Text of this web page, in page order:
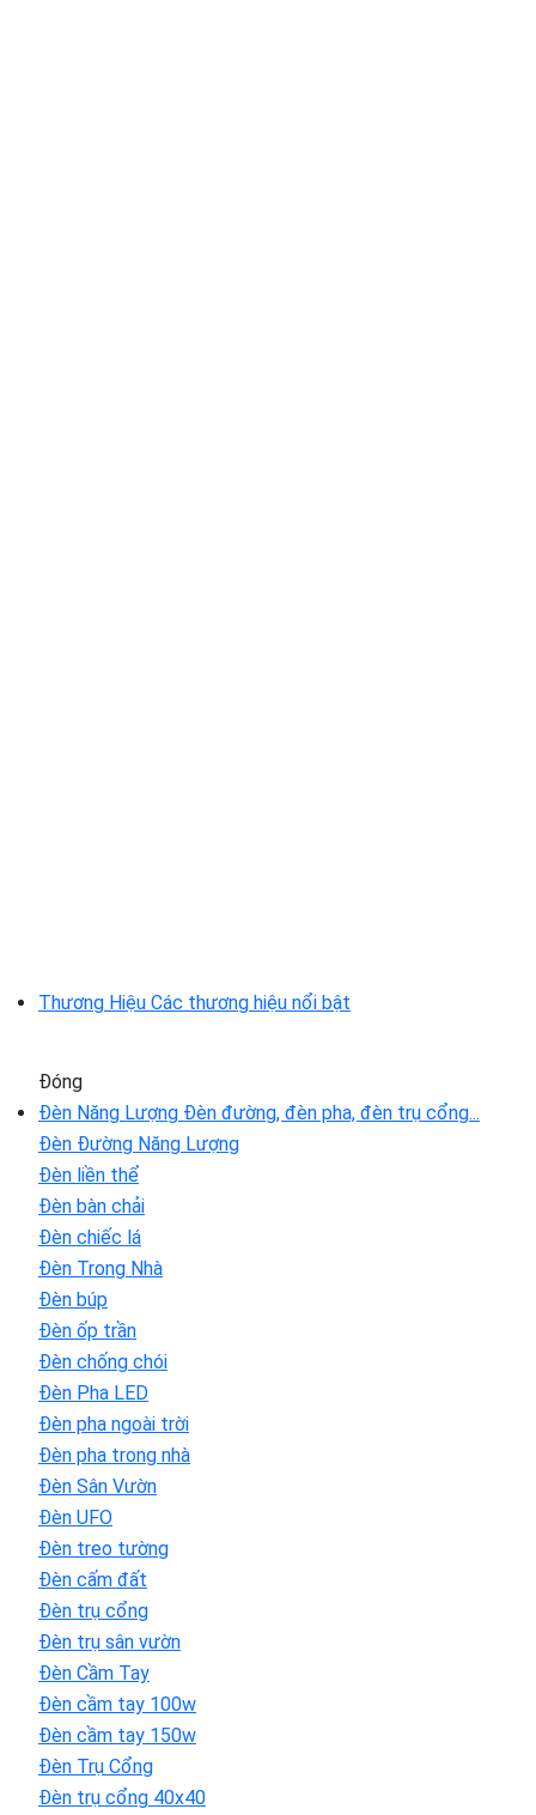
Thương Hiệu Các thương hiệu nổi bật
Đóng
Đèn Năng Lượng Đèn đường, đèn pha, đèn trụ cổng...
Đèn Đường Năng Lượng
Đèn liền thể
Đèn bàn chải
Đèn chiếc lá
Đèn Trong Nhà
Đèn búp
Đèn ốp trần
Đèn chống chói
Đèn Pha LED
Đèn pha ngoài trời
Đèn pha trong nhà
Đèn Sân Vườn
Đèn UFO
Đèn treo tường
Đèn cấm đất
Đèn trụ cổng
Đèn trụ sân vườn
Đèn Cầm Tay
Đèn cầm tay 100w
Đèn cầm tay 150w
Đèn Trụ Cổng
Đèn trụ cổng 40x40